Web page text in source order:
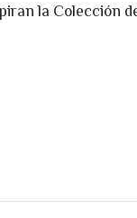
la Colección